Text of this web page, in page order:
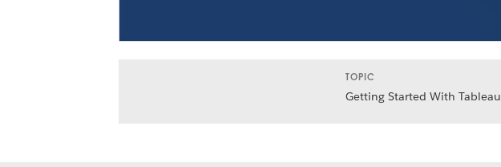
TOPIC
Getting Started With Tableau